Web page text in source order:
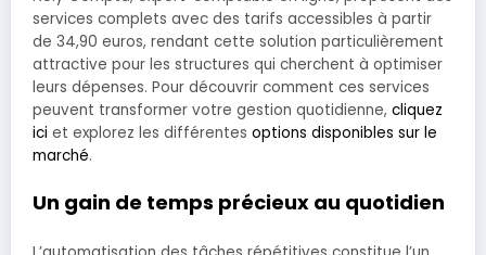
services complets avec des tarifs accessibles à partir
de 34,90 euros, rendant cette solution particulièrement
attractive pour les structures qui cherchent à optimiser
leurs dépenses. Pour découvrir comment ces services
peuvent transformer votre gestion quotidienne, cliquez
ici et explorez les différentes options disponibles sur le
marché.
Un gain de temps précieux au quotidien